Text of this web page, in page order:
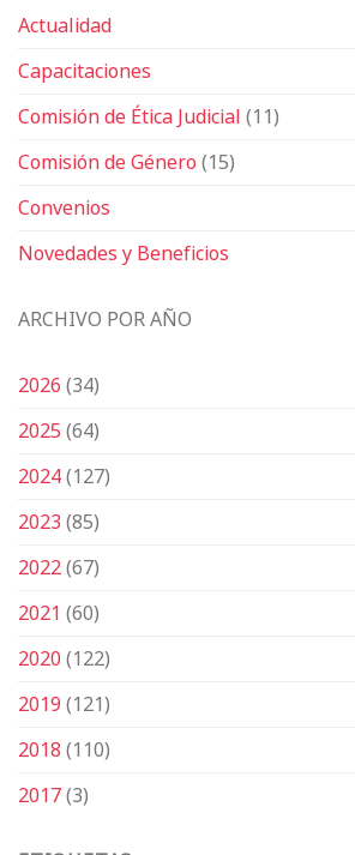
Actualidad
Capacitaciones
Comisión de Ética Judicial(11)
Comisión de Género(15)
Convenios
Novedades y Beneficios
ARCHIVO POR AÑO
2026(34)
2025(64)
2024(127)
2023(85)
2022(67)
2021 (60)
2020(122)
2019(121)
2018(110)
2017(3)